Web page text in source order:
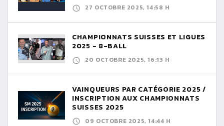
27 OCTOBRE 2025, 14:58 H
CHAMPIONNATS SUISSES ET LIGUES
2025 - 8-BALL
20 OCTOBRE 2025, 16:13 H
VAINQUEURS PAR CATÉGORIE 2025 /
INSCRIPTION AUX CHAMPIONNATS
SUISSES 2025
09 OCTOBRE 2025, 14:44 H